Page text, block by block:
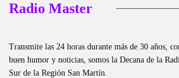
Radio Master
Transmite las 24 horas durante más de 30 años,
buen humor y noticias, somos la Decana de la
Sur de la Región San Martín.